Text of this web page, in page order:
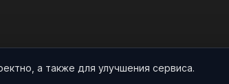
а также для улучшения сервиса.